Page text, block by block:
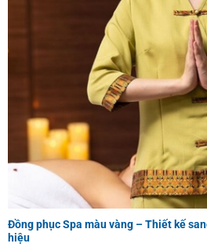
Đồng phục Spa màu vàng – Thiết kế
hiệu